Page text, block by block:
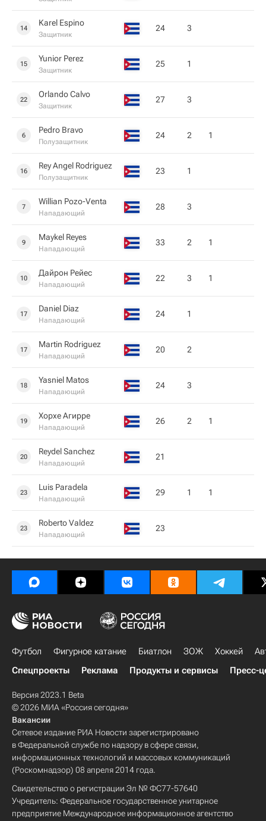
14
Karel Espino
Защитник
24 3
15
Yunior Perez
Защитник
25 1
22
Orlando Calvo
Защитник
27 3
6
Pedro Bravo
Полузащитник
24 2 1
16
Rey Angel Rodriguez
Полузащитник
23 1
7
Willian Pozo-Venta
Нападающий
28 3
9
Maykel Reyes
Нападающий
33 2 1
10
Дайрон Рейес
Нападающий
22 3 1
17
Daniel Diaz
Нападающий
24 1
17
Martin Rodriguez
Нападающий
20 2
18
Yasniel Matos
Нападающий
24 3
19
Хорхе Агирре
Нападающий
26 2 1
20
Reydel Sanchez
Нападающий
21
23
Luis Paradela
Нападающий
29 1 1
23
Roberto Valdez
Нападающий
23
Футбол Фигурное катание Биатлон ЗОЖ Хоккей
Спецпроекты
Реклама Продукты и сервисы Пресс-
Версия 2023.1 Beta
© 2026 МИА «Россия сегодня»
Вакансии
Сетевое издание РИА Новости зарегистрировано
в Федеральной службе по надзору в сфере связи,
информационных технологий и массовых коммуникаций
(Роскомнадзор) 08 апреля 2014 года.
Свидетельство о регистрации Эл № ФС77-57640
Учредитель: Федеральное государственное унитарное
предприятие Международное информационное агентство